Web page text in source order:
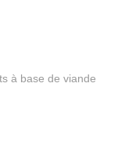
à base de viande